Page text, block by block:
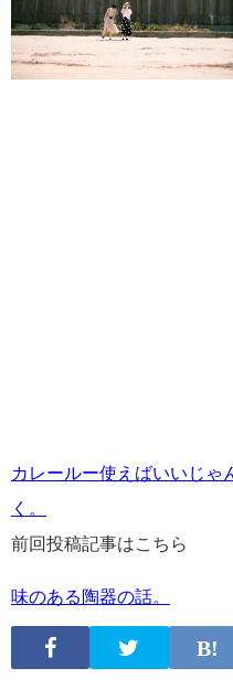
カレールー使えばいいじゃ
く。
前回投稿記事はこちら
味のある陶器の話。